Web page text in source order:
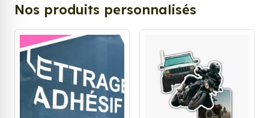
Nos produits personnalisés